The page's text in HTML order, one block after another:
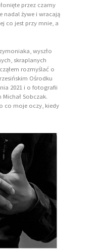
przez czarny
nadal żywe i wracają
co jest przy mnie, a
wyszło
skraplanych
rozmyślać o
Ośrodku
2021 i o fotografii
Sobczak.
co moje oczy, kiedy